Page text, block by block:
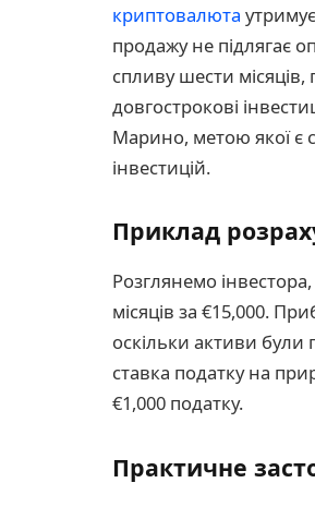
криптовалюта
продажу не підлягає
спливу шести
довгострокові
Марино, метою якої є
інвестицій.
Приклад
Розглянемо
місяців за €15,000.
оскільки активи були
ставка податку на
€1,000 податку.
Практичне